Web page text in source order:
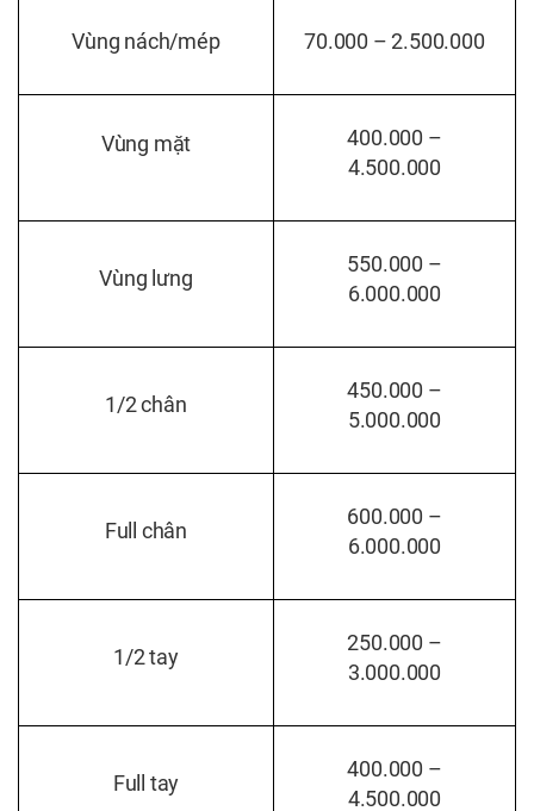
Vùng nách/mép 70.000 – 2.500.000
Vùng mặt
400.000 –
4.500.000
Vùng lưng
550.000 –
6.000.000
1/2 chân
450.000 –
5.000.000
Full chân
600.000 –
6.000.000
1/2 tay
250.000 –
3.000.000
Full tay
400.000 –
4.500.000